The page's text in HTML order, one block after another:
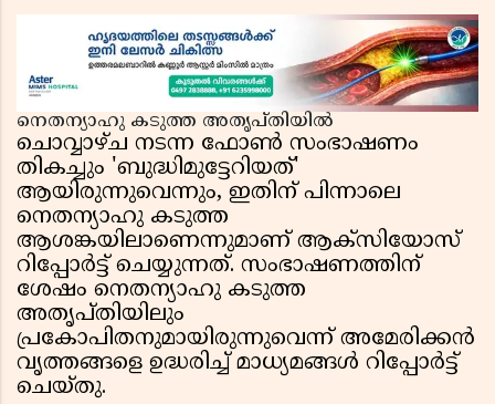
നെതന്യാഹു കടുത്ത അതൃപ്തിയിൽ
ചൊവ്വാഴ്ച നടന്ന ഫോൺ സംഭാഷണം
തികച്ചും 'ബുദ്ധിമുട്ടേറിയത്'
ആയിരുന്നുവെന്നും, ഇതിന് പിന്നാലെ
നെതന്യാഹു കടുത്ത
ആശങ്കയിലാണെന്നുമാണ് ആക്സിയോസ്
റിപ്പോർട്ട് ചെയ്യുന്നത്. സംഭാഷണത്തിന്
ശേഷം നെതന്യാഹു കടുത്ത
അതൃപ്തിയിലും
പ്രകോപിതനുമായിരുന്നുവെന്ന് അമേരിക്കൻ
വൃത്തങ്ങളെ ഉദ്ധരിച്ച് മാധ്യമങ്ങൾ റിപ്പോർട്ട്
ചെയ്തു.